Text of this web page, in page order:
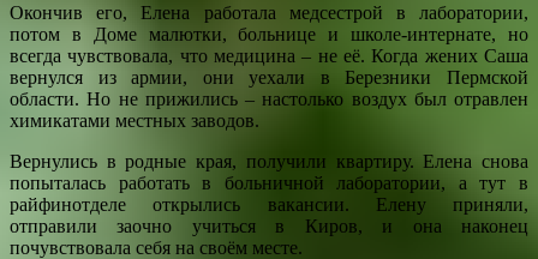
Окончив его, Елена работала медсестрой в лаборатории,
потом в Доме малютки, больнице и школе-интернате, но
всегда чувствовала, что медицина – не её. Когда жених Саша
вернулся из армии, они уехали в Березники Пермской
области. Но не прижились – настолько воздух был отравлен
химикатами местных заводов.
Вернулись в родные края, получили квартиру. Елена снова
попыталась работать в больничной лаборатории, а тут в
райфинотделе открылись вакансии. Елену приняли,
отправили заочно учиться в Киров, и она наконец
почувствовала себя на своём месте.